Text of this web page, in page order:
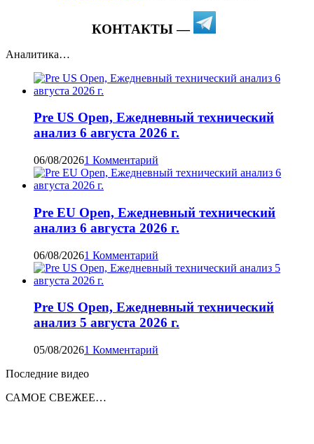
КОНТАКТЫ —
Аналитика…
Pre US Open, Ежедневный технический
анализ 6 августа 2026 г.
06/08/20261 Комментарий
Pre EU Open, Ежедневный технический
анализ 6 августа 2026 г.
06/08/20261 Комментарий
Pre US Open, Ежедневный технический
анализ 5 августа 2026 г.
05/08/20261 Комментарий
Последние видео
САМОЕ СВЕЖЕЕ…